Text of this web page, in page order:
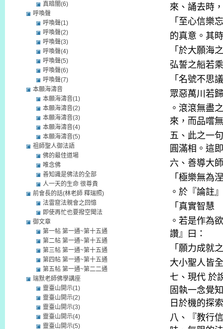
來、誦去時
「至心信樂
的真意。其
「於大願海
弘誓之船若
「名號不思
眾惡萬川若
。滾滾無盡
來，而品嚐
五、此之一
圓滿相。這
六、善導大
「極樂無為
。於『論註
「真實智慧
。若是作為
讚』曰：
「願力成就
大小聖人皆
七、現代 於
固執一念覺
日於機的探
八、『教行
真暗闇(6)
呼喚聲
呼喚聲(1)
呼喚聲(2)
呼喚聲(3)
呼喚聲(4)
呼喚聲(5)
呼喚聲(6)
呼喚聲(7)
本願海濤音
本願海濤音(1)
本願海濤音(2)
本願海濤音(3)
本願海濤音(4)
本願海濤音(5)
祖師聖人御法語
佛的最佳道場
唯念佛
善知識是佛法的全部
人一天的生命 很尊貴
前會長的話(林老師 釋瑞照)
法雷窟法親會之回憶
即使再忙也要撥空聞法
御文章
第一帖 第一通~第十五通
第二帖 第一通~第十五通
第三帖 第一通~第十五通
第四帖 第一通~第十五通
第五帖 第一通~第二二通
瑞默老師佛學講座
靈臺山開示(1)
靈臺山開示(2)
靈臺山開示(3)
靈臺山開示(4)
靈臺山開示(5)